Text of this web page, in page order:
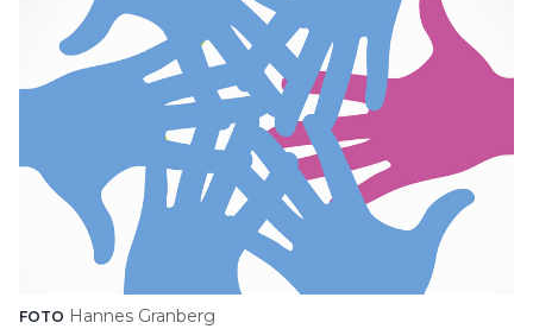
Lediga jobb
Annonsera
Läs E-tidningen
Om tidningen
Kontakt
Personuppgifter
Search for:
FOTO Hannes Granberg